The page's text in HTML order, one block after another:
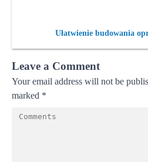
Ułatwienie budowania
Leave a Comment
Your email address will not be
marked *